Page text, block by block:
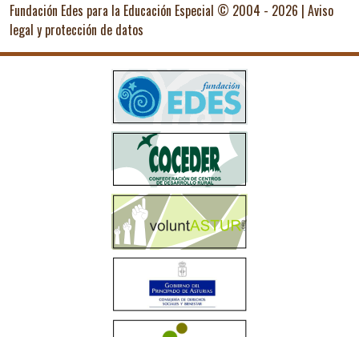
Fundación Edes para la Educación Especial © 2004 - 2026 | Aviso
legal y protección de datos